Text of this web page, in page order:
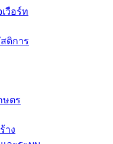
วือร์ท
ดิการ
ษตร
าง